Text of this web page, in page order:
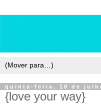
quinta-feira, 18 de
{love your way}